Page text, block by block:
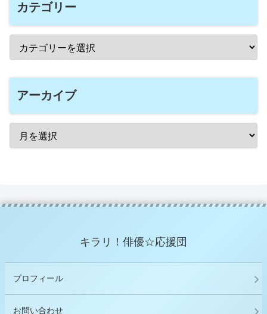
カテゴリー
アーカイブ
キラリ！俳優☆応援団
プロフィール
お問い合わせ